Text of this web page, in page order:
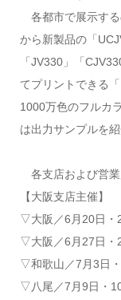
各都市で展示する
から新製品の「
「JV330」「
てプリントできる
1000万色のフルカ
は出力サンプルを紹
各支店および営業
【大阪支店主催】
▽大阪／6月20日・
▽大阪／6月27日・
▽和歌山／7月3日
▽八尾／7月9日・